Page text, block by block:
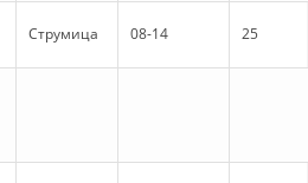
Струмица 08-14 25